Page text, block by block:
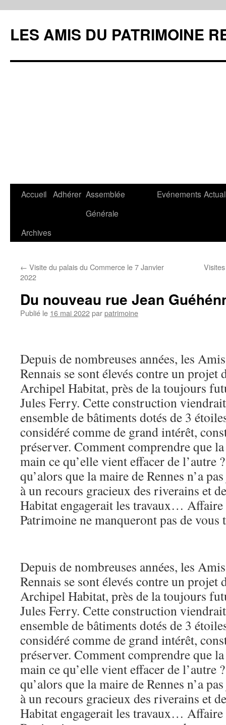
LES AMIS DU PATRIMOINE
Aller
contenu
Accueil Adhérer Assemblée
Générale
Evénements
Archives
← Visite du palais du Commerce le 7 Janvier
2022
Du nouveau rue Jean
Publié le 16 mai 2022parpatrimoine
Depuis de nombreuses années, les
Rennais se sont élevés contre un projet
Archipel Habitat, près de la toujours
Jules Ferry. Cette construction
ensemble de bâtiments dotés de 3
considéré comme de grand intérêt,
préserver. Comment comprendre que
main ce qu’elle vient effacer de l’autre
qu’alors que la maire de Rennes n’a
à un recours gracieux des riverains et
Habitat engagerait les travaux…
Patrimoine ne manqueront pas de
Depuis de nombreuses années, les
Rennais se sont élevés contre un projet
Archipel Habitat, près de la toujours
Jules Ferry. Cette construction
ensemble de bâtiments dotés de 3
considéré comme de grand intérêt,
préserver. Comment comprendre que
main ce qu’elle vient effacer de l’autre
qu’alors que la maire de Rennes n’a
à un recours gracieux des riverains et
Habitat engagerait les travaux…